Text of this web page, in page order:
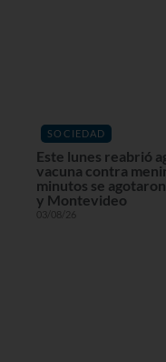
SOCIEDAD
Este lunes reabrió
vacuna contra
minutos se
y Montevideo
03/08/26